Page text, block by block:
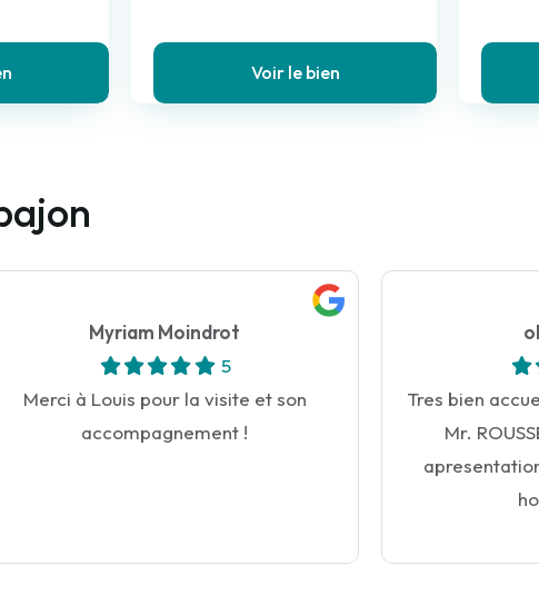
Voir le bien
Myriam Moindrot
5
Merci à Louis pour la visite et son
accompagnement !
Tres bien
Mr.